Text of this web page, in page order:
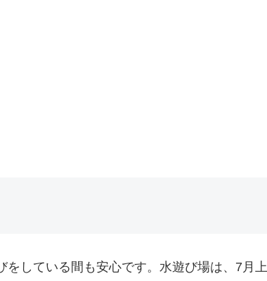
している間も安心です。水遊び場は、7月上